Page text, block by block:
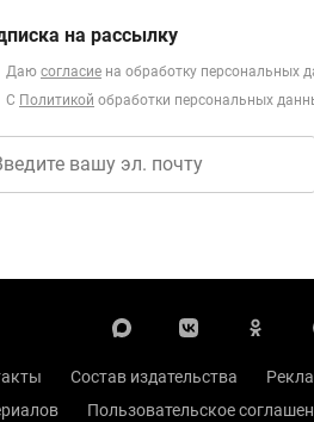
на рассылку
Даю согласие на обработку персональных
С Политикой обработки персональных
Состав издательства
Пользовательское